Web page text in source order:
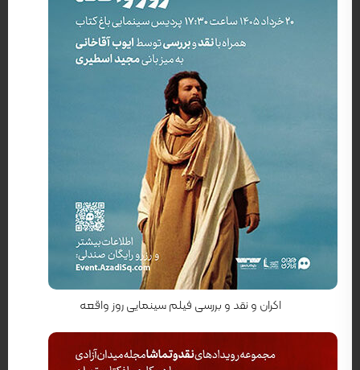
کارگردان: شهرام اسدی
اکران و نقد و بررسی فیلم سینمایی روز واقعه